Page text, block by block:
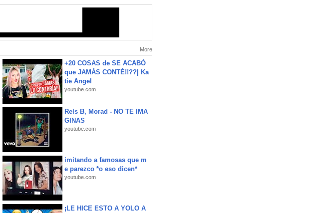
More
+20 COSAS de SE ACABÓ
que JAMÁS CONTÉ!!??| Ka
tie Angel
youtube.com
Rels B, Morad - NO TE IMA
GINAS
youtube.com
imitando a famosas que m
e parezco *o eso dicen*
youtube.com
¡LE HICE ESTO A YOLO A